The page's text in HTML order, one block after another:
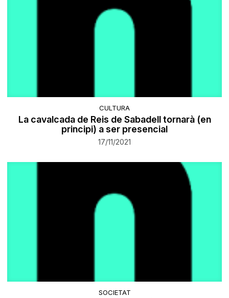
CULTURA
La cavalcada de Reis de Sabadell tornarà (en
principi) a ser presencial
17/11/2021
SOCIETAT